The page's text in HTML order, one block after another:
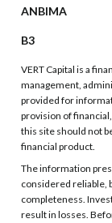
ANBIMA
B3
VERT Capital is a
management,
provided for
provision of
this site should not
financial product.
The information
considered reliable,
completeness.
result in losses.